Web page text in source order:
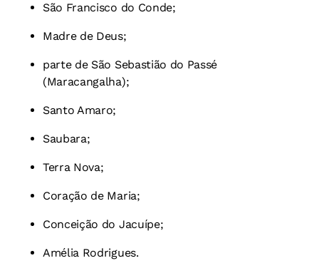
São Francisco do Conde;
Madre de Deus;
parte de São Sebastião do Passé
(Maracangalha);
Santo Amaro;
Saubara;
Terra Nova;
Coração de Maria;
Conceição do Jacuípe;
Amélia Rodrigues.